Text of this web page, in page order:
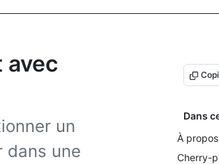
avec
un
dans une
Dans
À
Cherry-